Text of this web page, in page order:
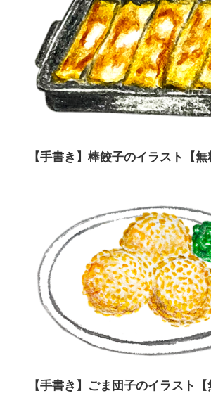
【手書き】棒餃子のイラスト【無
【手書き】ごま団子のイラスト【